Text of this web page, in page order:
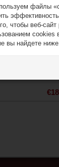
Кепка Warrior New
Logo Flex
файлы
чтобы веб-
cookies
вы найдете